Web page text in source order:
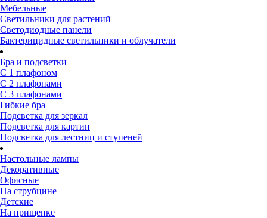
Мебельные
Светильники для растений
Светодиодные панели
Бактерицидные светильники и облучатели
Бра и подсветки
С 1 плафоном
С 2 плафонами
С 3 плафонами
Гибкие бра
Подсветка для зеркал
Подсветка для картин
Подсветка для лестниц и ступеней
Настольные лампы
Декоративные
Офисные
На струбцине
Детские
На прищепке